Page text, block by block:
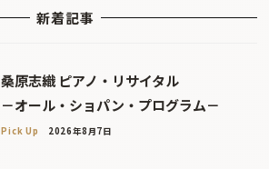
新着記事
桑原志織 ピアノ・リサイタル
－オール・ショパン・プログラム－
Pick Up 2026年8月7日